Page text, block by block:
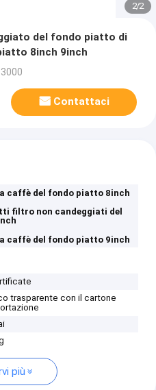
2/2
del fondo piatto di
8inch 9inch
Contattaci
caffè del fondo piatto 8inch
filtro non candeggiati del
caffè del fondo piatto 9inch
trasparente con il cartone
più